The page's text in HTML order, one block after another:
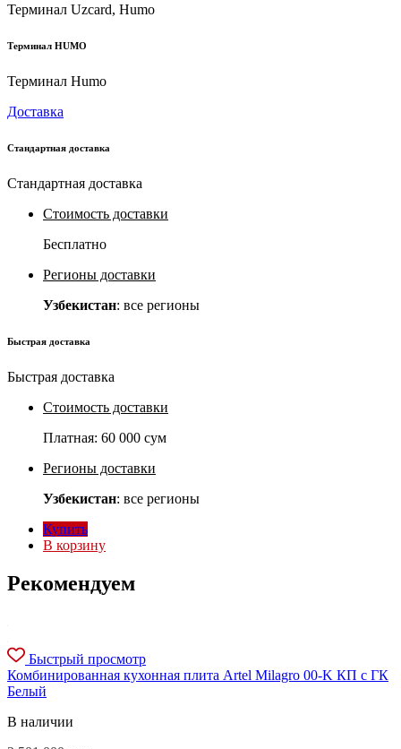
Терминал Uzcard, Humo
Терминал HUMO
Терминал Humo
Доставка
Стандартная доставка
Стандартная доставка
Стоимость доставки
Бесплатно
Регионы доставки
Узбекистан: все регионы
Быстрая доставка
Быстрая доставка
Стоимость доставки
Платная: 60 000 сум
Регионы доставки
Узбекистан: все регионы
Купить
В корзину
Рекомендуем
Быстрый просмотр
Комбинированная кухонная плита Artel Milagro 00-K КП с ГК
Белый
В наличии